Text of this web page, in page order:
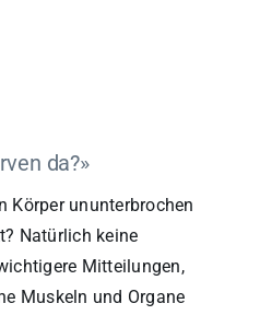
da?»
Körper ununterbrochen
Natürlich keine
Mitteilungen,
Muskeln und Organe